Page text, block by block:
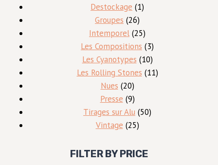
produits
Destockage 11
Groupes 2626
produits
Intemporel 2525
produits
Les Compositions 33
produits
Les Cyanotypes 1010
produits
Les Rolling Stones 1111
Nues 2020
produits
Presse 99
produits
Tirages sur Alu 5050
Vintage 2525
FILTER BY PRICE